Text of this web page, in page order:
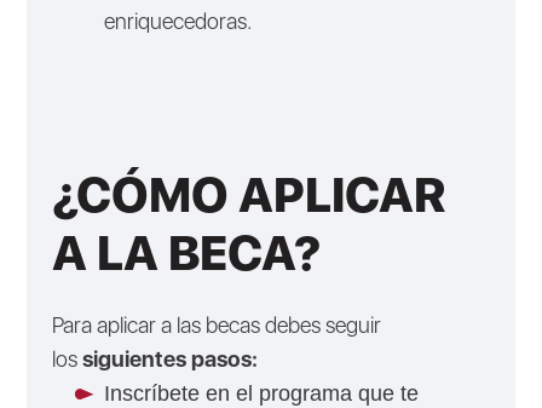
enriquecedoras.
¿CÓMO APLICAR
A LA BECA?
Para aplicar a las becas debes seguir
lossiguientes pasos:
Inscríbete en el programa que te